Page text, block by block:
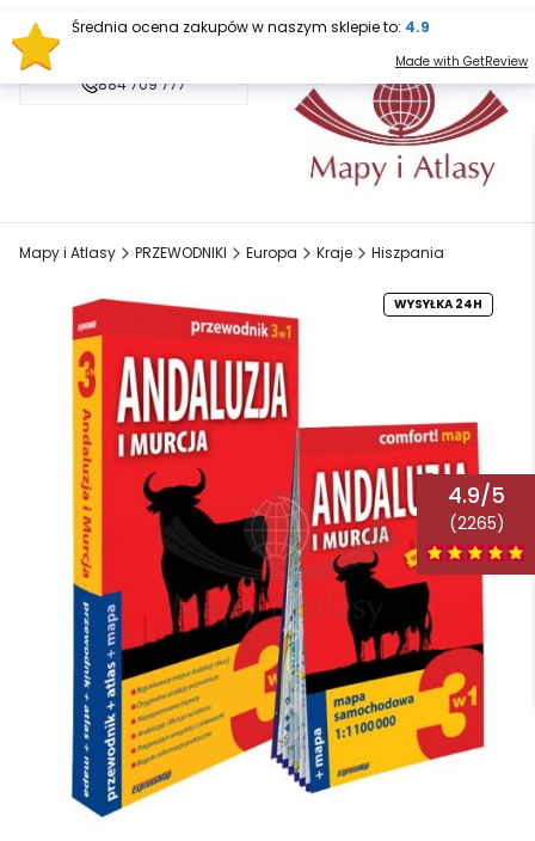
sklep@mapy.net.pl
884 709 777
Mapy i Atlasy PRZEWODNIKI Europa Kraje Hiszpania
WYSYŁKA 24H
4.9/5
(2265)
Średnia ocena zakupów w naszym sklepie to: 4.9
Made with GetReview